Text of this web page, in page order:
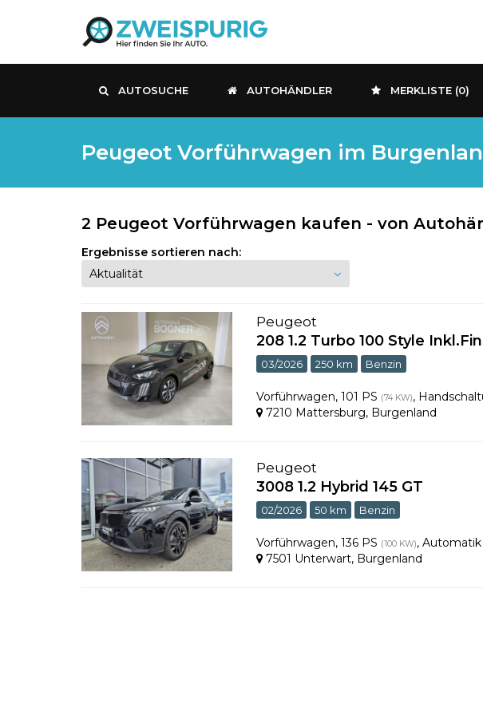
AUTOSUCHE AUTOHÄNDLER MERKLISTE (0)
Peugeot Vorführwagen im
2 Peugeot Vorführwagen kaufen - von
Ergebnisse sortieren nach:
Peugeot
208 1.2 Turbo 100 Style
03/2026 250 km Benzin
Vorführwagen,101 PS (74 KW),
7210 Mattersburg, Burgenland
Peugeot
3008 1.2 Hybrid 145 GT
02/2026 50 km Benzin
Vorführwagen,136 PS (100 KW),Automatik
7501 Unterwart, Burgenland